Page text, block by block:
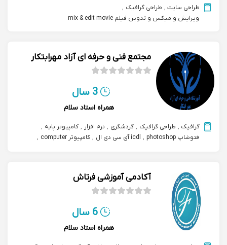
طراحی سایت , طراحی گرافیک ,
ویرایش و میکس و تدوین فیلم mix & edit movie
مجتمع فنی و حرفه ای آزاد مهرابتکار
3 سال
همراه استاد سلام
گرافیک , طراحی گرافیک , گردشگری , نرم افزار , کامپیوتر پایه ,
فتوشاپ photoshop
, icdl آی سی دی ال , کامپیوتر computer
,
آکادمی آموزشی فرتاش
6 سال
همراه استاد سلام